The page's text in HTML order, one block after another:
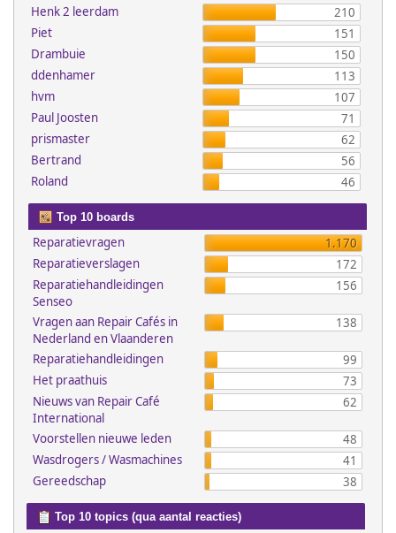
Henk 2 leerdam
210
Piet
151
Drambuie
150
ddenhamer
113
hvm
107
Paul Joosten
71
prismaster
62
Bertrand
56
Roland
46
Top 10 boards
Reparatievragen
1.170
Reparatieverslagen
172
Reparatiehandleidingen
Senseo
156
Vragen aan Repair Cafés in
Nederland en Vlaanderen
138
Reparatiehandleidingen
99
Het praathuis
73
Nieuws van Repair Café
International
62
Voorstellen nieuwe leden
48
Wasdrogers / Wasmachines
41
Gereedschap
38
Top 10 topics (qua aantal reacties)